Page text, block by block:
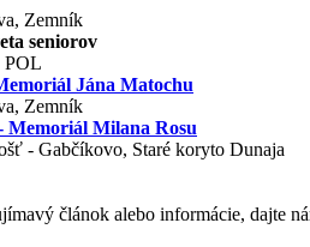
Zemník
seniorov
POL
Jána Matochu
Zemník
Memoriál Milana Rosu
- Gabčíkovo, Staré koryto Dunaja
článok alebo informácie, dajte